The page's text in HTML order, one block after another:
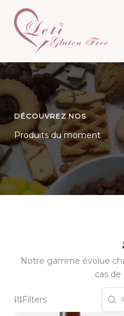
contenu
DÉCOUVREZ NOS
Produits du moment
Notre gamme évolue
cas de
Filters